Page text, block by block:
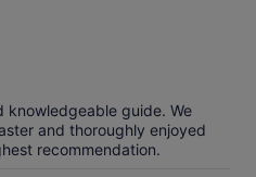
knowledgeable guide. We
and thoroughly enjoyed
recommendation.